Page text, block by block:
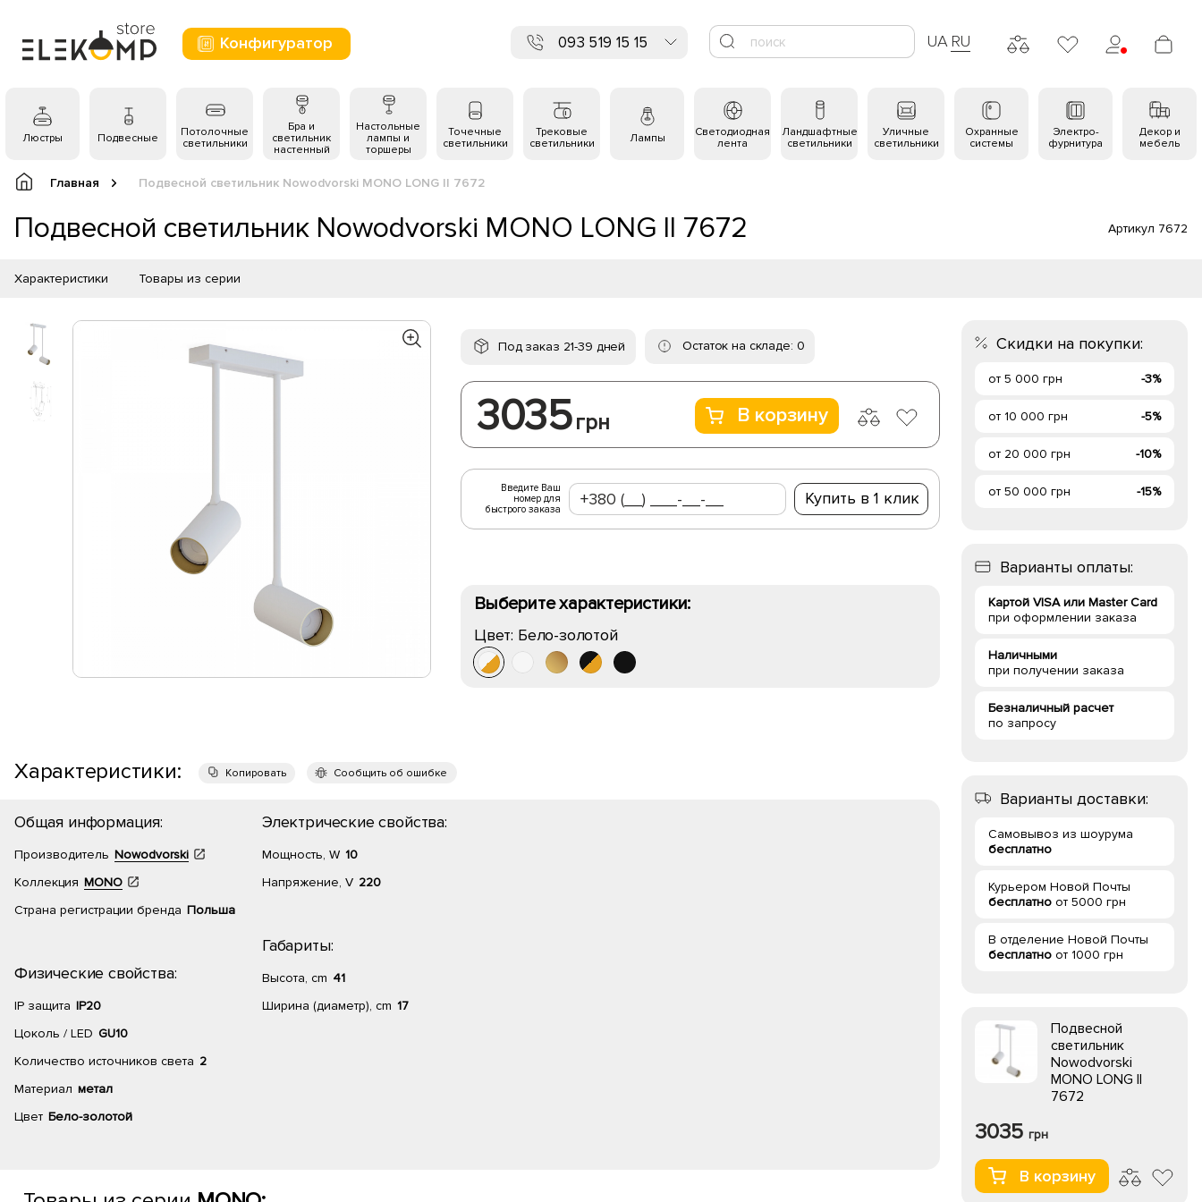
Конфигуратор 093 519 15 15 UA RU
Люстры Подвесные
Потолочные
светильники
Бра и
светильник
настенный
Настольные
лампы и
торшеры
Точечные
светильники
Трековые
светильники
Лампы
Светодиодная
лента
Ландшафтные
светильники
Уличные
светильники
Охранные
системы
Электро-
фурнитура
Декор и
мебель
Главная Подвесной светильник Nowodvorski MONO LONG II 7672
Подвесной светильник Nowodvorski MONO LONG II 7672 Артикул 7672
Характеристики Товары из серии
Под заказ 21-39 дней Остаток на складе: 0
3035 грн В корзину
Введите Ваш
номер для
быстрого заказа
Купить в 1 клик
Выберите характеристики:
Цвет: Бело-золотой
Характеристики: Копировать Сообщить об ошибке
Общая информация:
Производитель Nowodvorski
Коллекция MONO
Страна регистрации бренда Польша
Физические свойства:
IP защита IP20
Цоколь / LED GU10
Количество источников света 2
Материал метал
Цвет Бело-золотой
Электрические свойства:
Мощность, W 10
Напряжение, V 220
Габариты:
Высота, cm 41
Ширина (диаметр), cm 17
Скидки на покупки:
от 5 000 грн -3%
от 10 000 грн -5%
от 20 000 грн -10%
от 50 000 грн -15%
Варианты оплаты:
Картой VISA или Master Card
при оформлении заказа
Наличными
при получении заказа
Безналичный расчет
по запросу
Варианты доставки:
Самовывоз из шоурума
бесплатно
Курьером Новой Почты
бесплатно от 5000 грн
В отделение Новой Почты
бесплатно от 1000 грн
Подвесной
светильник
Nowodvorski
MONO LONG II
7672
3035 грн
В корзину